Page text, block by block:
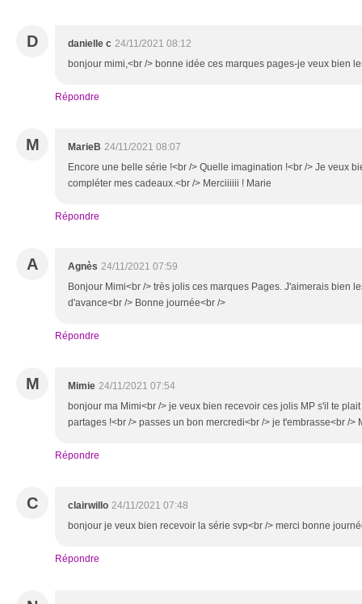
D danielle c 24/11/2021 08:12
bonjour mimi,<br /> bonne idée ces marques pages-je veux bien
Répondre
M MarieB 24/11/2021 08:07
Encore une belle série !<br /> Quelle imagination !<br /> Je veux
compléter mes cadeaux.<br /> Merciiiiii ! Marie
Répondre
A Agnès 24/11/2021 07:59
Bonjour Mimi<br /> très jolis ces marques Pages. J'aimerais bien
d'avance<br /> Bonne journée<br />
Répondre
M Mimie 24/11/2021 07:54
bonjour ma Mimi<br /> je veux bien recevoir ces jolis MP s'il te
partages !<br /> passes un bon mercredi<br /> je t'embrasse<br />
Répondre
C clairwillo 24/11/2021 07:48
bonjour je veux bien recevoir la série svp<br /> merci bonne
Répondre